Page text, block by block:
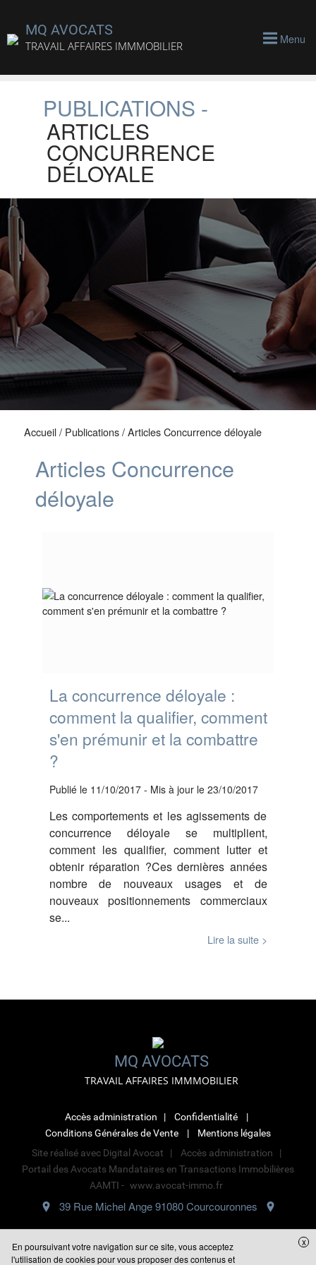
Menu
MQ AVOCATS
TRAVAIL AFFAIRES IMMMOBILIER
PUBLICATIONS -
ARTICLES
CONCURRENCE
DÉLOYALE
Accueil / Publications/ Articles Concurrence déloyale
Articles Concurrence
déloyale
La concurrence déloyale :
comment la qualifier, comment
s'en prémunir et la combattre
?
Publié le 11/10/2017- Mis à jour le 23/10/2017
Les comportements et les agissements de
concurrence déloyale se multiplient,
comment les qualifier, comment lutter et
obtenir réparation ?Ces dernières années
nombre de nouveaux usages et de
nouveaux positionnements commerciaux
se...
Lire la suite >
MQ AVOCATS
TRAVAIL AFFAIRES IMMMOBILIER
Accès administration
Confidentialité
Conditions Générales de Vente
Mentions légales
Site réalisé avec Digital Avocat
Accès administration
Portail des Avocats Mandataires en Transactions Immobilières
AAMTI - www.avocat-immo.fr
En poursuivant votre navigation sur ce site, vous acceptez
l'utilisation de cookies pour vous proposer des contenus et
x
39 Rue Michel Ange 91080 Courcouronnes